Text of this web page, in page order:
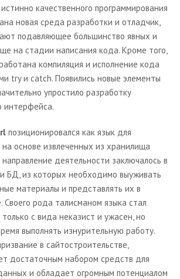
качественного программирования
новая среда разработки и отладчик,
подавляющее большинство явных и
на стадии написания кода. Кроме того,
компиляция и исполнение кода
try и catch. Появились новые элементы
упростило разработку
интерфейса.
позиционировался как язык для
основе извлеченных из хранилища
деятельности заключалось в
БД, из которых необходимо выуживать
материалы и представлять их в
Своего рода талисманом языка стал
с вида неказист и ужасен, но
выполнять изнурительную работу.
в сайтостроительстве,
достаточным набором средств для
и обладает огромным потенциалом